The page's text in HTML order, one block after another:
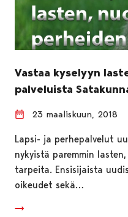
Vastaa kyselyyn
palveluista
23 maaliskuun, 2018
Lapsi- ja perhepalvelut
nykyistä paremmin
tarpeita. Ensisijaista
oikeudet sekä…